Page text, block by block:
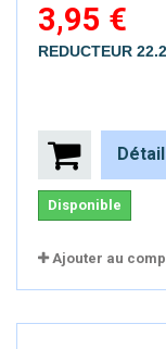
3,95 €
REDUCTEUR
Disponible
Ajouter au